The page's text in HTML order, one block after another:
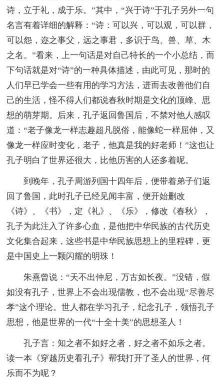
诗，立于礼，成于乐。”其中，“兴于诗”于孔子另外一句
名言有着详细的解释：“诗：可以兴，可以观，可以群，
可以怨，迩之事父，远之事君，多识于鸟、兽、草、木
之名。”看来，上一句话是对自己特长的一个小总结，而
下句话就是对“诗”的一种具体描述，由此可见，那时的
人们早已学会一些有用的学习方法，进而去改善他们自
己的生活，怪不得人们都说春秋时期是文化的顶峰、思
想的萌芽期。后来，孔子返回鲁国后，不禁对他人感叹
道：“老子像龙一样志趣超凡脱俗，能像蛇一样屈伸，又
像龙一样应时变化，老子，他真是我的好老师！”这也让
孔子明白了世界还很大，比他历害的人还多着呢。
到晚年，孔子周游列国十四年后，便带着弟子们返
回了鲁国，此时孔子已经见闻丰富，便开始删改
《诗》、《书》，定《礼》、《乐》，修改《春秋》，
孔子为此注入了许多心血，是他把中华民族的古代历史
文化集合起来，这些书是中华民族思想上的里程碑，更
是中国史上一颗闪耀的明珠！
朱熹曾说：“天不出仲尼，万古如长夜。”没错，假
如没有孔子，世界上不会出现儒教，也不会出现“尽善尽
孝”这个理论。世人都在学习孔子，纪念孔子，领悟孔子
思想，他是世界的一代“十全十美”的思想圣人！
孔子言：知之者不如好之者，好之者不如乐之者。
读一本《穿越历史看孔子》帮我打开了圣人的世界，何
乐而不为呢？